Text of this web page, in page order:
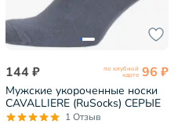
144 ₽ по клубной
карте 96 ₽
Мужские укороченные носки
CAVALLIERE (RuSocks) СЕРЫЕ
(С-333)
1 Отзыв